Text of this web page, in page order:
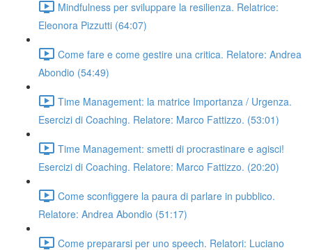
Mindfulness per sviluppare la resilienza. Relatrice:
Eleonora Pizzutti (64:07)
Come fare e come gestire una critica. Relatore: Andrea
Abondio (54:49)
Time Management: la matrice Importanza / Urgenza.
Esercizi di Coaching. Relatore: Marco Fattizzo. (53:01)
Time Management: smetti di procrastinare e agisci!
Esercizi di Coaching. Relatore: Marco Fattizzo. (20:20)
Come sconfiggere la paura di parlare in pubblico.
Relatore: Andrea Abondio (51:17)
Come prepararsi per uno speech. Relatori: Luciano